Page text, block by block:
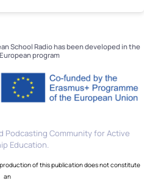
School Radio has been developed in the
program
Podcasting Community for Active
Education.
of this publication does not constitute
an